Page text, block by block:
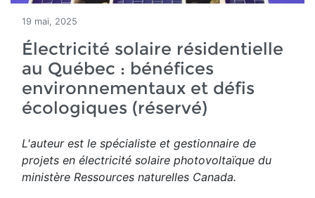
19 mai, 2025
Électricité solaire résidentielle
au Québec : bénéfices
environnementaux et défis
écologiques (réservé)
L'auteur est le spécialiste et gestionnaire de
projets en électricité solaire photovoltaïque du
ministère Ressources naturelles Canada.